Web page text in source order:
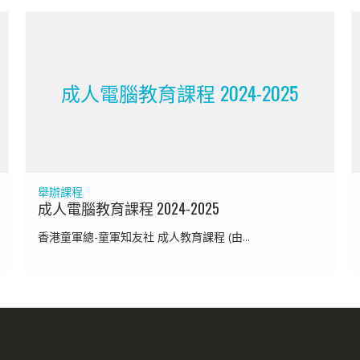
成人電腦教育課程 2024-2025
舉辦課程
成人電腦教育課程 2024-2025
香港童軍總-童軍知友社 成人教育課程 (由...